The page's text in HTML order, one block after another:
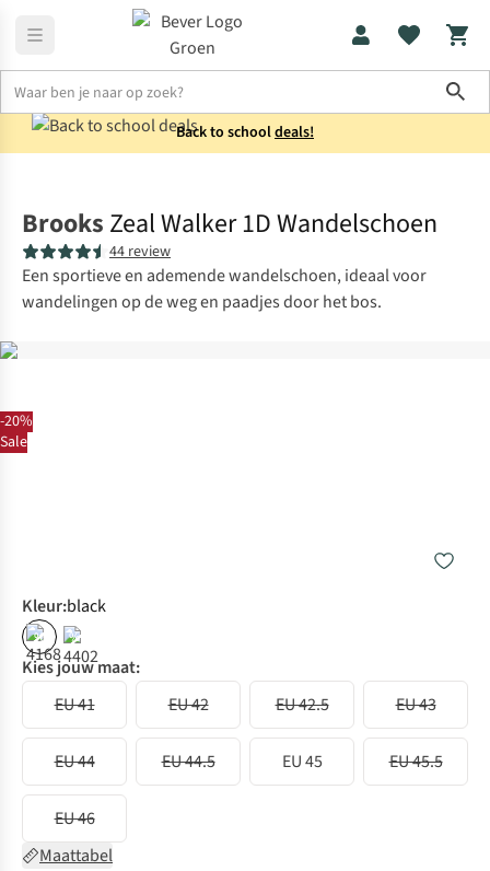
Back to schooldeals!
-20%
Sale
Brooks Zeal Walker 1D Wandelschoen
44 review
Een sportieve en ademende wandelschoen, ideaal voor
wandelingen op de weg en paadjes door het bos.
Kleur:black
% %
Kies jouw maat:
EU 41
EU 42 EU 42.5 EU 43
EU 44 EU 44.5 EU 45 EU 45.5
EU 46
Maattabel